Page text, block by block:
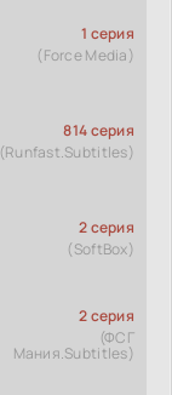
1 серия
(Force Media)
814 серия
(Runfast.Subtitles)
2 серия
(SoftBox)
2 серия
(ФСГ
Мания.Subtitles)